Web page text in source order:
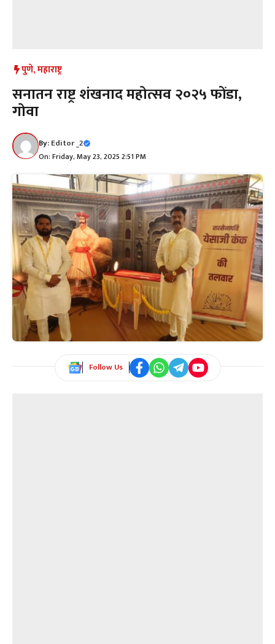
पुणे,महाराष्ट्र
सनातन राष्ट्र शंखनाद महोत्सव २०२५ फोंडा,
गोवा
By:Editor _2
On: Friday, May 23, 2025 2:51 PM
Follow Us